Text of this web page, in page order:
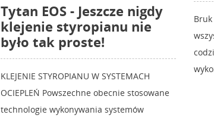
Tytan EOS - Jeszcze nigdy
klejenie styropianu nie
było tak proste!
KLEJENIE STYROPIANU W SYSTEMACH
OCIEPLEŃ Powszechne obecnie stosowane
technologie wykonywania systemów